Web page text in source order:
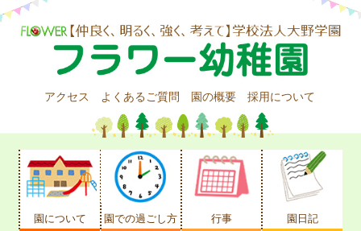
アクセス よくあるご質問 園の概要 採用について
園について 園での過ごし方 行事 園日記